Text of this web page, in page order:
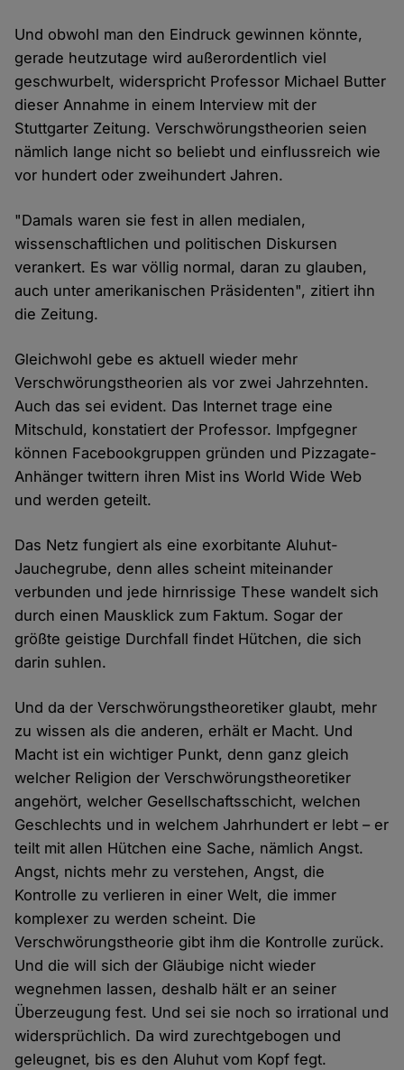
Und obwohl man den Eindruck gewinnen könnte,
gerade heutzutage wird außerordentlich viel
geschwurbelt, widerspricht Professor Michael Butter
dieser Annahme in einem Interview mit der
Stuttgarter Zeitung. Verschwörungstheorien seien
nämlich lange nicht so beliebt und einflussreich wie
vor hundert oder zweihundert Jahren.
"Damals waren sie fest in allen medialen,
wissenschaftlichen und politischen Diskursen
verankert. Es war völlig normal, daran zu glauben,
auch unter amerikanischen Präsidenten", zitiert ihn
die Zeitung.
Gleichwohl gebe es aktuell wieder mehr
Verschwörungstheorien als vor zwei Jahrzehnten.
Auch das sei evident. Das Internet trage eine
Mitschuld, konstatiert der Professor. Impfgegner
können Facebookgruppen gründen und Pizzagate-
Anhänger twittern ihren Mist ins World Wide Web
und werden geteilt.
Das Netz fungiert als eine exorbitante Aluhut-
Jauchegrube, denn alles scheint miteinander
verbunden und jede hirnrissige These wandelt sich
durch einen Mausklick zum Faktum. Sogar der
größte geistige Durchfall findet Hütchen, die sich
darin suhlen.
Und da der Verschwörungstheoretiker glaubt, mehr
zu wissen als die anderen, erhält er Macht. Und
Macht ist ein wichtiger Punkt, denn ganz gleich
welcher Religion der Verschwörungstheoretiker
angehört, welcher Gesellschaftsschicht, welchen
Geschlechts und in welchem Jahrhundert er lebt – er
teilt mit allen Hütchen eine Sache, nämlich Angst.
Angst, nichts mehr zu verstehen, Angst, die
Kontrolle zu verlieren in einer Welt, die immer
komplexer zu werden scheint. Die
Verschwörungstheorie gibt ihm die Kontrolle zurück.
Und die will sich der Gläubige nicht wieder
wegnehmen lassen, deshalb hält er an seiner
Überzeugung fest. Und sei sie noch so irrational und
widersprüchlich. Da wird zurechtgebogen und
geleugnet, bis es den Aluhut vom Kopf fegt.